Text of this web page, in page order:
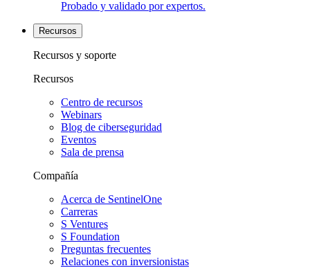
Probado y validado por expertos.
Recursos
Recursos y soporte
Recursos
Centro de recursos
Webinars
Blog de ciberseguridad
Eventos
Sala de prensa
Compañía
Acerca de SentinelOne
Carreras
S Ventures
S Foundation
Preguntas frecuentes
Relaciones con inversionistas